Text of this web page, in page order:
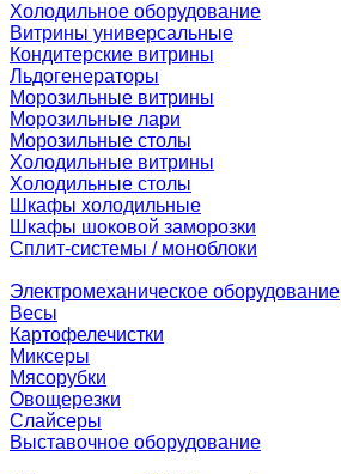
Холодильное оборудование
Витрины универсальные
Кондитерские витрины
Льдогенераторы
Морозильные витрины
Морозильные лари
Морозильные столы
Холодильные витрины
Холодильные столы
Шкафы холодильные
Шкафы шоковой заморозки
Сплит-системы / моноблоки
Электромеханическое оборудование
Весы
Картофелечистки
Миксеры
Мясорубки
Овощерезки
Слайсеры
Выставочное оборудование